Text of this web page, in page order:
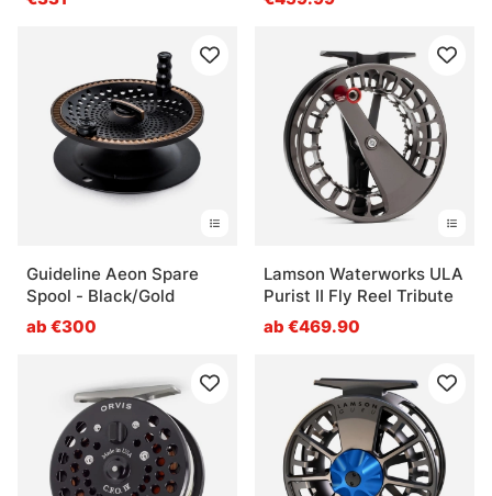
Guideline Aeon Spare
Spool - Black/Gold
ab €300
Lamson Waterworks ULA
Purist II Fly Reel Tribute
ab €469.90